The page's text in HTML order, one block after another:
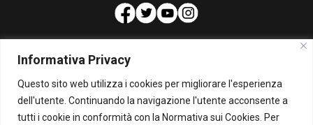
Informativa Privacy
Questo sito web utilizza i cookies per migliorare l'esperienza
dell'utente. Continuando la navigazione l'utente acconsente a
tutti i cookie in conformità con la Normativa sui Cookies. Per
PUBBLICITA'
Per la tua pubblicità su questo Blog:
pubblicita@beppegrillo.it